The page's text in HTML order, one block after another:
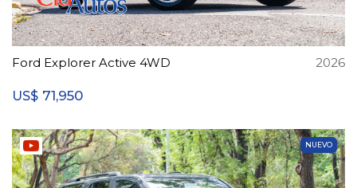
Ford Explorer Active 4WD 2026
US$ 71,950
NUEVO